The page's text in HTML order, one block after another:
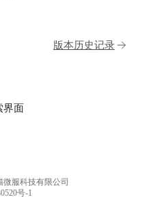
版本历史记录
界面
微服科技有限公司
号-1